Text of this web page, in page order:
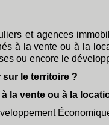
et agences
à la vente ou à la
ou encore le
le territoire ?
la vente ou à la